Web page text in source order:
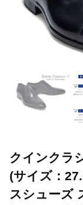
クインクラ
(サイズ：
スシューズ